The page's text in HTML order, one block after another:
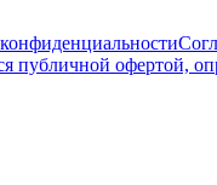
публичной офертой,